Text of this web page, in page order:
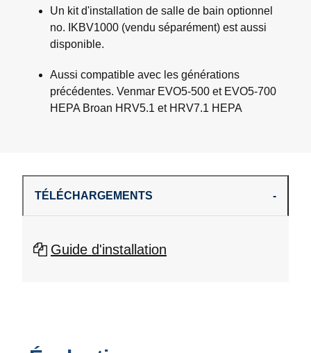
Un kit d'installation de salle de bain optionnel
no. IKBV1000 (vendu séparément) est aussi
disponible.
Aussi compatible avec les générations
précédentes. Venmar EVO5-500 et EVO5-700
HEPA Broan HRV5.1 et HRV7.1 HEPA
TÉLÉCHARGEMENTS
Guide d'installation